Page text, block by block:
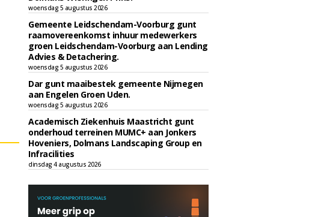
woensdag 5 augustus 2026
Gemeente Leidschendam-Voorburg gunt
raamovereenkomst inhuur medewerkers
groen Leidschendam-Voorburg aan Lending
Advies & Detachering.
woensdag 5 augustus 2026
Dar gunt maaibestek gemeente Nijmegen
aan Engelen Groen Uden.
woensdag 5 augustus 2026
Academisch Ziekenhuis Maastricht gunt
onderhoud terreinen MUMC+ aan Jonkers
Hoveniers, Dolmans Landscaping Group en
Infracilities
dinsdag 4 augustus 2026